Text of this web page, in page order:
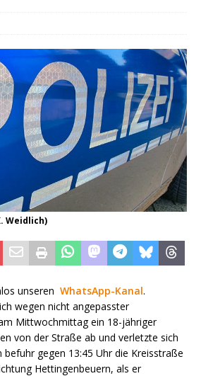
Weidlich)
unseren WhatsApp-Kanal.
wegen nicht angepasster
Mittwochmittag ein 18-jähriger
von der Straße ab und verletzte sich
gegen 13:45 Uhr die Kreisstraße
Hettingenbeuern, als er